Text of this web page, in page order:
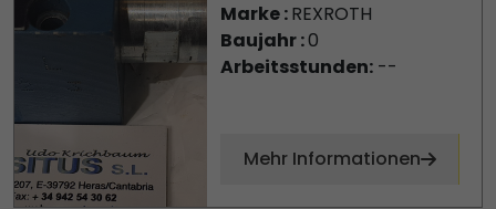
Marke :REXROTH
Baujahr :0
Arbeitsstunden:--
Mehr Informationen